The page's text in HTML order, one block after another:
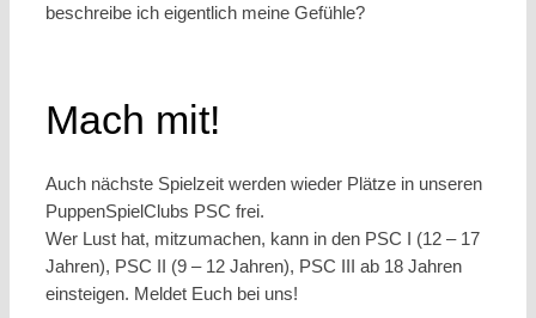
beschreibe ich eigentlich meine Gefühle?
Mach mit!
Auch nächste Spielzeit werden wieder Plätze in unseren
PuppenSpielClubs PSC frei.
Wer Lust hat, mitzumachen, kann in den PSC I (12 – 17
Jahren), PSC II (9 – 12 Jahren), PSC III ab 18 Jahren
einsteigen. Meldet Euch bei uns!